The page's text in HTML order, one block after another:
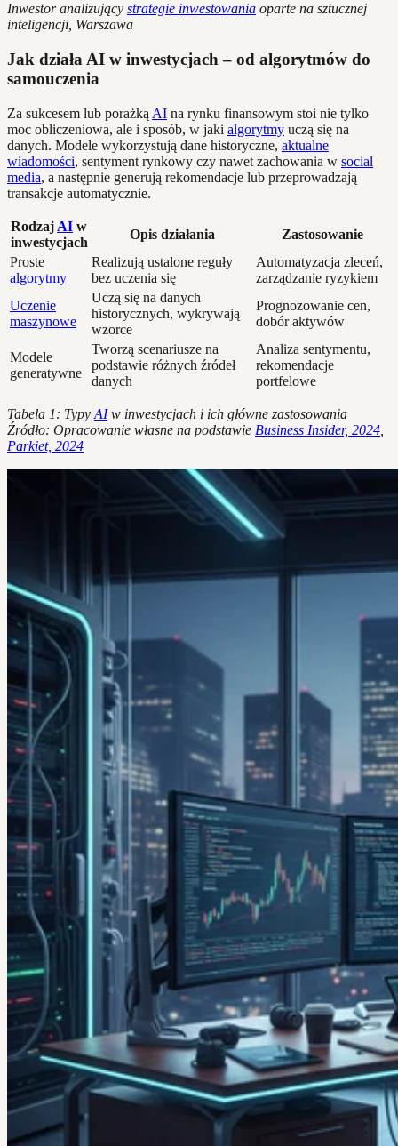
Inwestor analizujący strategie inwestowania oparte na sztucznej
inteligencji, Warszawa
Jak działa AI w inwestycjach – od algorytmów do
samouczenia
Za sukcesem lub porażką AI na rynku finansowym stoi nie tylko
moc obliczeniowa, ale i sposób, w jaki algorytmy uczą się na
danych. Modele wykorzystują dane historyczne, aktualne
wiadomości, sentyment rynkowy czy nawet zachowania w social
media, a następnie generują rekomendacje lub przeprowadzają
transakcje automatycznie.
Rodzaj AI w
inwestycjach
Opis działania
Zastosowanie
Proste
algorytmy
Realizują ustalone reguły
bez uczenia się
Automatyzacja zleceń,
zarządzanie ryzykiem
Uczenie
maszynowe
Uczą się na danych
historycznych, wykrywają
wzorce
Prognozowanie cen,
dobór aktywów
Modele
generatywne
Tworzą scenariusze na
podstawie różnych źródeł
danych
Analiza sentymentu,
rekomendacje
portfelowe
Tabela 1: Typy AIw inwestycjach i ich główne zastosowania
Źródło: Opracowanie własne na podstawie Business Insider, 2024
Parkiet, 2024